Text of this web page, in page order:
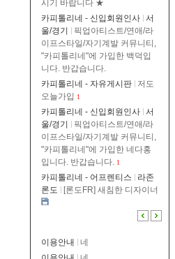
시기 바랍니다 ★
카피톨리네 - 신입회원인사 서
울/경기
픽업아티스트/연애/라
이프스타일/자기계발 커뮤니티,
"카피톨리네"에 가입한 백덕입
니다. 반갑습니다.
카피톨리네 - 자유게시판
저도
오늘가입 1
카피톨리네 - 신입회원인사 서
울/경기
픽업아티스트/연애/라
이프스타일/자기계발 커뮤니티,
"카피톨리네"에 가입한 네다홍
입니다. 반갑습니다. 1
카피톨리네 - 어프렌티스
라존
론도
[론도FR] 새침한 디자이너
이용안내
네